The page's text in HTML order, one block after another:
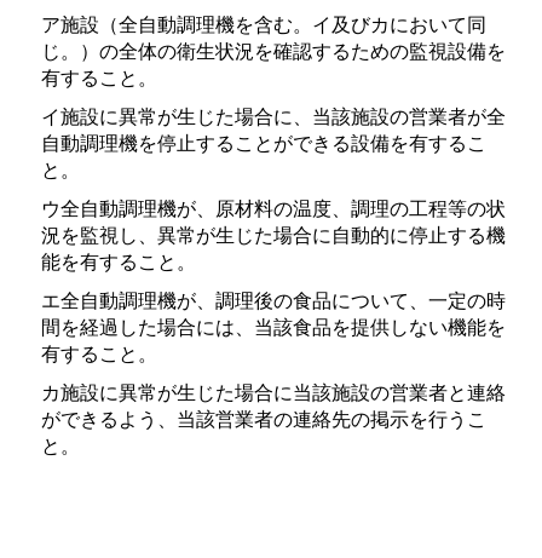
ア施設（全自動調理機を含む。イ及びカにおいて同
じ。）の全体の衛生状況を確認するための監視設備を
有すること。
イ施設に異常が生じた場合に、当該施設の営業者が全
自動調理機を停止することができる設備を有するこ
と。
ウ全自動調理機が、原材料の温度、調理の工程等の状
況を監視し、異常が生じた場合に自動的に停止する機
能を有すること。
エ全自動調理機が、調理後の食品について、一定の時
間を経過した場合には、当該食品を提供しない機能を
有すること。
カ施設に異常が生じた場合に当該施設の営業者と連絡
ができるよう、当該営業者の連絡先の掲示を行うこ
と。